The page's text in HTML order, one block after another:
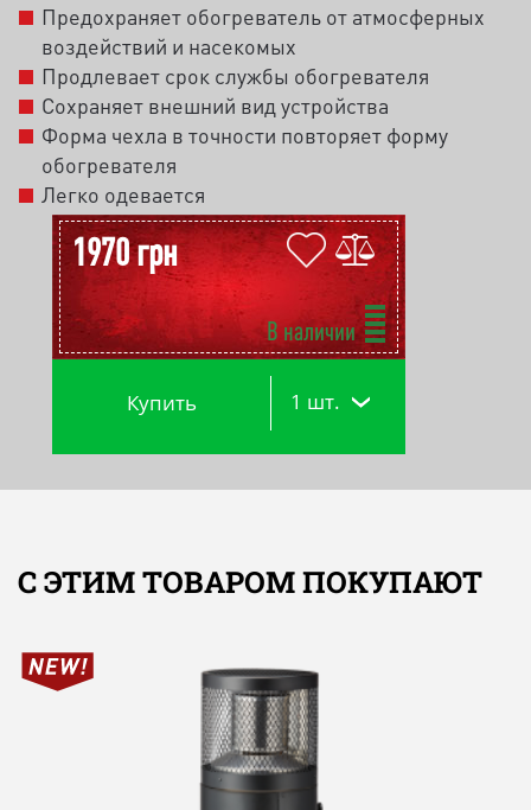
Предохраняет обогреватель от атмосферных
воздействий и насекомых
Продлевает срок службы обогревателя
Сохраняет внешний вид устройства
Форма чехла в точности повторяет форму
обогревателя
Легко одевается
1970 грн
В наличии
Купить 1 шт.
С ЭТИМ ТОВАРОМ ПОКУПАЮТ